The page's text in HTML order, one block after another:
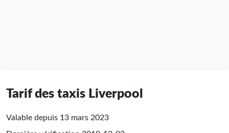
Tarif des taxis Liverpool
Valable depuis 13 mars 2023